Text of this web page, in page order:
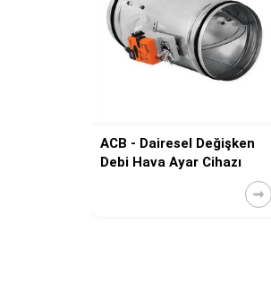
ACB - Dairesel Değişken
Debi Hava Ayar Cihazı